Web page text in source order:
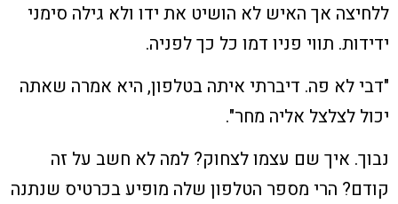
ללחיצה אך האיש לא הושיט את ידו ולא גילה סימני
ידידות. תווי פניו דמו כל כך לפניה.
"דבי לא פה. דיברתי איתה בטלפון, היא אמרה שאתה
יכול לצלצל אליה מחר".
נבוך. איך שם עצמו לצחוק? למה לא חשב על זה
קודם? הרי מספר הטלפון שלה מופיע בכרטיס שנתנה